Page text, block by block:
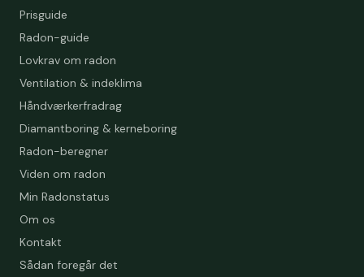
Prisguide
Radon-guide
Lovkrav om radon
Ventilation & indeklima
Håndværkerfradrag
Diamantboring & kerneboring
Radon-beregner
Viden om radon
Min Radonstatus
Om os
Kontakt
Sådan foregår det